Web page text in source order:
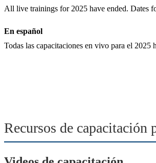
All live trainings for 2025 have ended. Dates
En español
Todas las capacitaciones en vivo para el 2025
Recursos de capacitación